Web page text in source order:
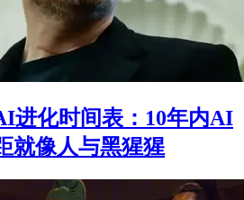
进化时间表：10年内AI
就像人与黑猩猩